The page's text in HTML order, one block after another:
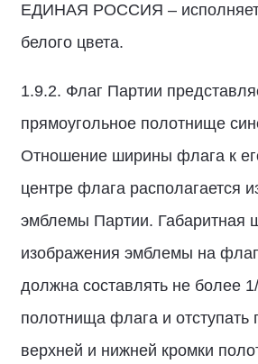
ЕДИНАЯ РОССИЯ –
белого цвета.
1.9.2. Флаг Партии
прямоугольное полотнище
Отношение ширины флага к
центре флага располагается
эмблемы Партии. Габаритная
изображения эмблемы на
должна составлять не более
полотнища флага и отступать
верхней и нижней кромки